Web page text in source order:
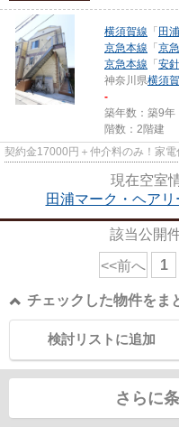
横須賀線 「 田浦
京急本線 「 京
京急本線 「 安
神奈川県横須
-
築年数：築9年
階数：2階建
契約金17000円＋仲介料のみ！家
現在空室
田浦マーク・ヘア
該当公開
<<前へ 1
チェックした物件をま
検討リストに追加
さらに